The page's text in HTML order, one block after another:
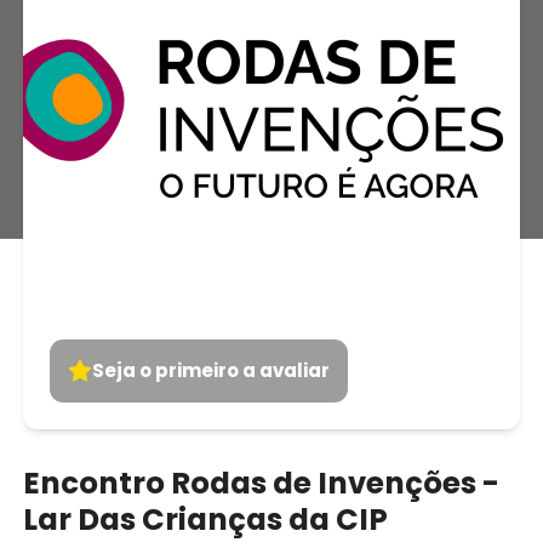
Seja o primeiro a avaliar
Encontro Rodas de Invenções -
Lar Das Crianças da CIP